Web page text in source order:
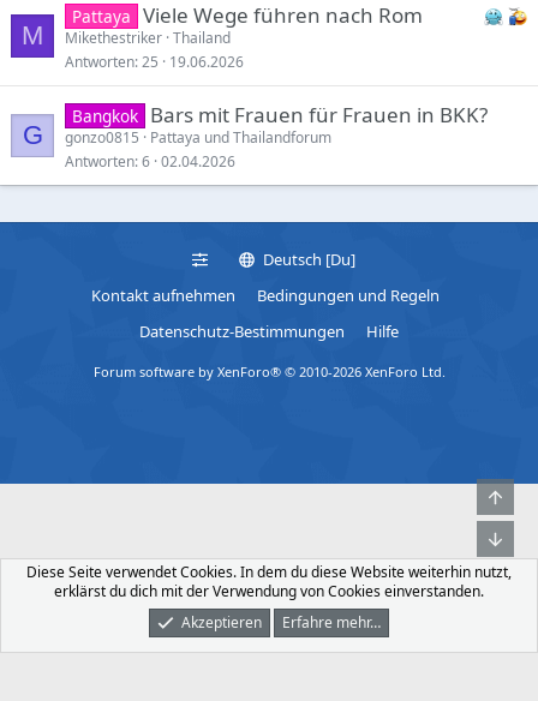
M
Pattaya Viele Wege führen nach Rom
Mikethestriker Thailand
Antworten 25 19.06.2026
G
Bangkok Bars mit Frauen für Frauen in BKK?
gonzo0815
Pattaya und Thailandforum
Antworten 6 02.04.2026
Deutsch [Du]
Kontakt aufnehmen
Bedingungen und Regeln
Datenschutz-Bestimmungen
Hilfe
Forum software by XenForo® © 2010-2026 XenForo Ltd.
Was Ist Neu Dunkler Modus Anmelden
Diese Seite verwendet Cookies. In dem du diese Website weiterhin nutzt,
erklärst du dich mit der Verwendung von Cookies einverstanden.
Akzeptieren
Erfahre mehr…